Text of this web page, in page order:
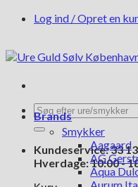
FortsætLog ind / Opret en
Søg
efter:
Kundeservice: 33
Hverdage: 10:00 -
Brands
Smykker
Aagaard
AG
Aqua